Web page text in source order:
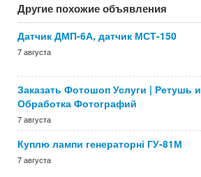
Другие похожие объявления
Датчик ДМП-6А, датчик МСТ-150
7 августа
Заказать Фотошоп Услуги | Ретушь и
Обработка Фотографий
7 августа
Куплю лампи генераторні ГУ-81М
7 августа